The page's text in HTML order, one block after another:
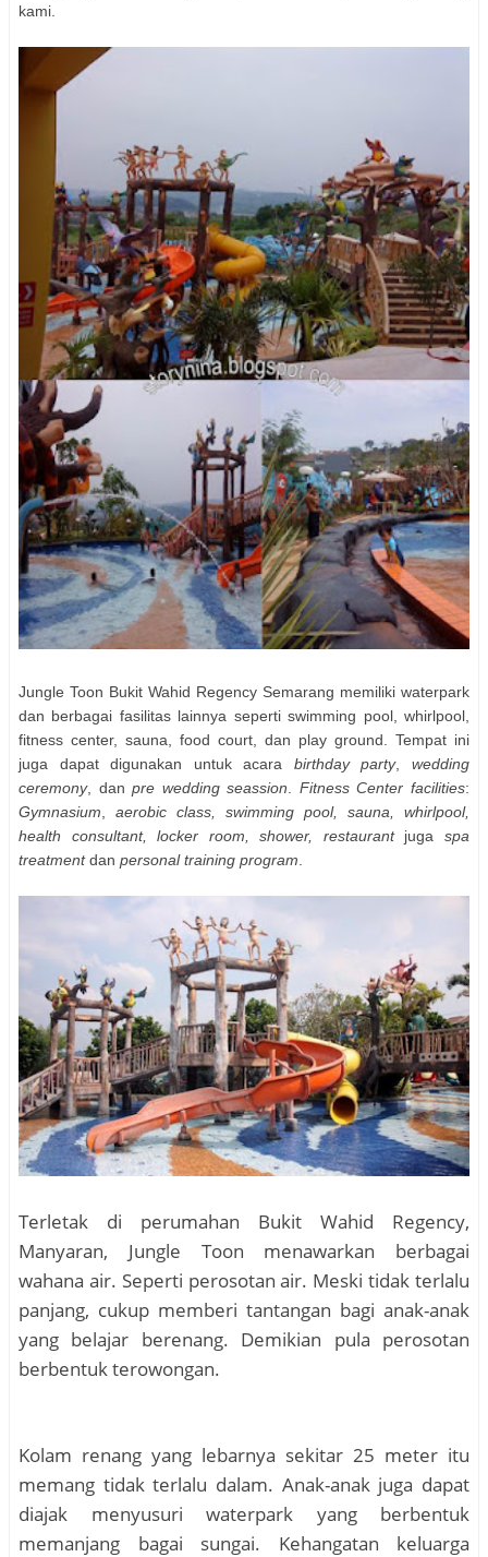
kami.
Jungle Toon Bukit Wahid Regency Semarang memiliki waterpark
dan berbagai fasilitas lainnya seperti swimming pool, whirlpool,
fitness center, sauna, food court, dan play ground. Tempat ini
juga dapat digunakan untuk acara birthday party,wedding
ceremony, danpre wedding seassion Fitness Center facilities:
Gymnasium
aerobic class, swimming pool, sauna, whirlpool,
health consultant, locker room, shower, restaurantjugaspa
treatmentdan personal training program
Terletak di perumahan Bukit Wahid Regency,
Manyaran, Jungle Toon menawarkan berbagai
wahana air. Seperti perosotan air. Meski tidak terlalu
panjang, cukup memberi tantangan bagi anak-anak
yang belajar berenang. Demikian pula perosotan
berbentuk terowongan.
Kolam renang yang lebarnya sekitar 25 meter itu
memang tidak terlalu dalam. Anak-anak juga dapat
diajak menyusuri waterpark yang berbentuk
memanjang bagai sungai. Kehangatan keluarga